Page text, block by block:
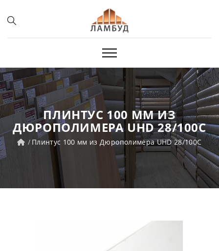
ПЛИНТУС 100 ММ ИЗ
ДЮРОПОЛИМЕРА UHD 28/100C
Плинтус 100 мм из Дюрополимера UHD 28/100C